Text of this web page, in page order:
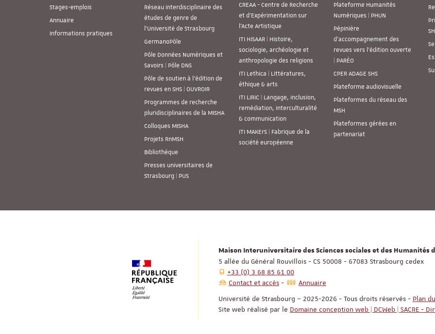
Stages-emplois
Annuaire
Informations pratiques
Réseau interdisciplinaire des
études de genre de
l’Université de Strasbourg
GermanoPôle
Pôle Données Numériques et
Savoirs | Pôle DNS
Pôle de soutien à l’édition de
revues en SHS | OUVROIR
Programmes de recherche
pluridisciplinaires de la MISHA
Colloques MISHA
Projets RnMSH
Bibliothèque
Presses universitaires de
Strasbourg | PUS
CREAA - Centre de Recherche
et d’Expérimentation sur
l’Acte Artistique
ITI HiSAAR | Histoire,
sociologie, archéologie et
anthropologie des religions
ITI Lethica | Littératures,
éthique & arts
ITI LiRiC | Langage, inclusion,
remédiation, interculturalité
& communication
ITI MAKErS | Fabrique de la
société européenne
Plateforme Humanités
Numériques | PHUN
Pépinière
d’accompagnement des
revues vers l’édition ouverte
| PARÉO
CPER ADAGE SHS
Plateforme audiovisuelle
Plateformes du réseau des
MSH
Plateformes gérées en
partenariat
Maison Interuniversitaire des Sciences sociales et des Humanités
5 allée du Général Rouvillois - CS 50008 - 67083 Strasbourg cedex
+33 (0) 3 68 85 61 00
Contact et accès
Annuaire
Université de Strasbourg – 2025-2026 - Tous droits réservés - Plan
Site web réalisé par le Domaine conception web | DCWeb | SACRE -